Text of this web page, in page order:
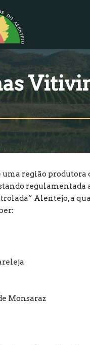
uma região produtora
regulamentada
Alentejo, a
Monsaraz